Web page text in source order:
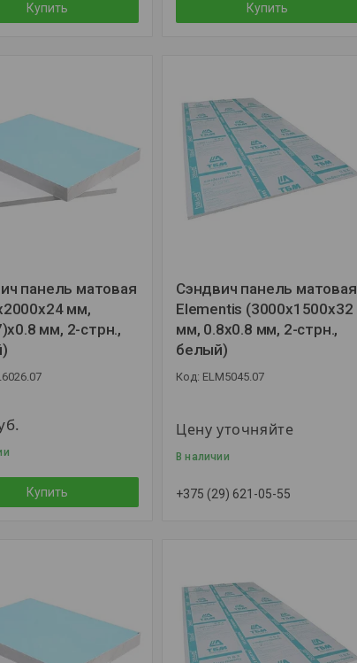
Купить Купить
панель матовая
мм,
мм, 2-стрн.,
Купить
Сэндвич панель матовая
Elementis (3000x1500x32
мм, 0.8x0.8 мм, 2-стрн.,
белый)
ELM5045.07
Цену уточняйте
В наличии
+375 (29) 621-05-55